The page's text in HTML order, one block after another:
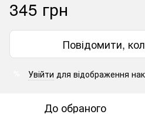
345 грн
Повідомити,
Увійти для відображення
До обраного